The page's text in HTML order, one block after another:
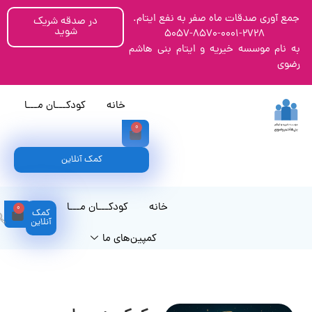
آوری صدقات ماه صفر به نفع ایتام.
5057-8570-0001-2728
نام موسسه خیریه و ایتام بنی هاشم
در صدقه شریک
شوید
خانه کودکـــان مـــا
کمپین‌های ما
کمک آنلاین
خانه کودکـــان مـــا کمک
آنلاین
0